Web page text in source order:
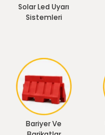
Solar Led Uyarı
Sistemleri
Bariyer Ve